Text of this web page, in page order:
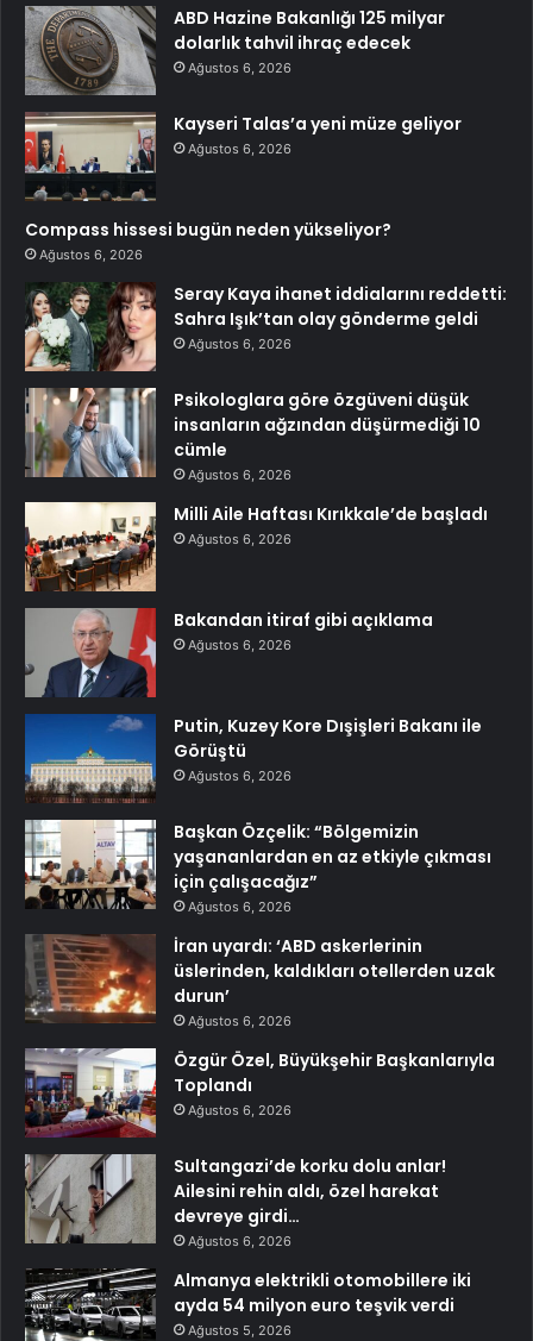
ABD Hazine Bakanlığı 125 milyar
dolarlık tahvil ihraç edecek
Ağustos 6, 2026
Kayseri Talas’a yeni müze geliyor
Ağustos 6, 2026
Compass hissesi bugün neden yükseliyor?
Ağustos 6, 2026
Seray Kaya ihanet iddialarını reddetti:
Sahra Işık’tan olay gönderme geldi
Ağustos 6, 2026
Psikologlara göre özgüveni düşük
insanların ağzından düşürmediği 10
cümle
Ağustos 6, 2026
Milli Aile Haftası Kırıkkale’de başladı
Ağustos 6, 2026
Bakandan itiraf gibi açıklama
Ağustos 6, 2026
Putin, Kuzey Kore Dışişleri Bakanı ile
Görüştü
Ağustos 6, 2026
Başkan Özçelik: “Bölgemizin
yaşananlardan en az etkiyle çıkması
için çalışacağız”
Ağustos 6, 2026
İran uyardı: ‘ABD askerlerinin
üslerinden, kaldıkları otellerden uzak
durun’
Ağustos 6, 2026
Özgür Özel, Büyükşehir Başkanlarıyla
Toplandı
Ağustos 6, 2026
Sultangazi’de korku dolu anlar!
Ailesini rehin aldı, özel harekat
devreye girdi…
Ağustos 6, 2026
Almanya elektrikli otomobillere iki
ayda 54 milyon euro teşvik verdi
Ağustos 5, 2026